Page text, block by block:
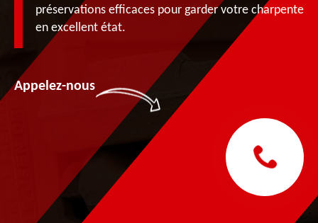
préservations efficaces pour garder votre charpente
en excellent état.
Appelez-nous